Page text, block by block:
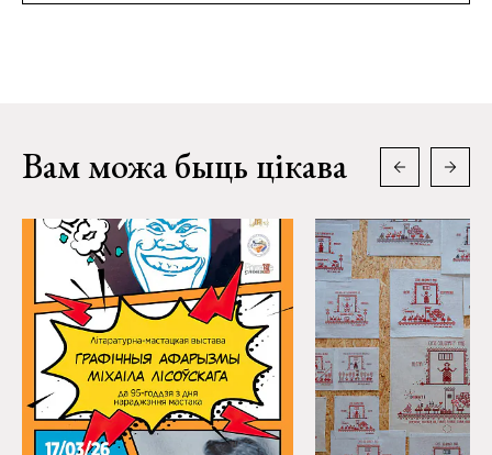
Вам можа быць цікава